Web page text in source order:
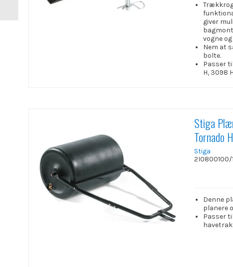
giver
vogne
Nem at
bolte.
Passer
H, 3098
Stiga
Tornado
Stiga
2I0800100/
Denne
planere
Passer